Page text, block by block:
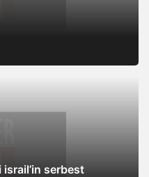
israil’in serbest